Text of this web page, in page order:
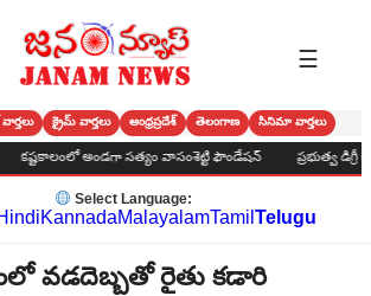
☰
క్రైమ్ వార్తలు ఆంధ్రప్రదేశ్ తెలంగాణ సినిమా వార్తలు
అండగా సత్యం వాసంశెట్టి ఫౌండేషన్ ప్రభుత్వ డిగ్రీ
Select Language:
KannadaMalayalamTamil Telugu
వడదెబ్బతో రైతు కడారి